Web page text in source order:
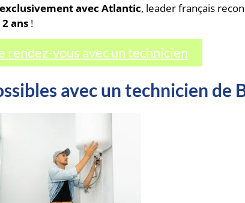
avec Atlantic, leader français
ans !
rendez-vous avec un technicien
avec un technicien de